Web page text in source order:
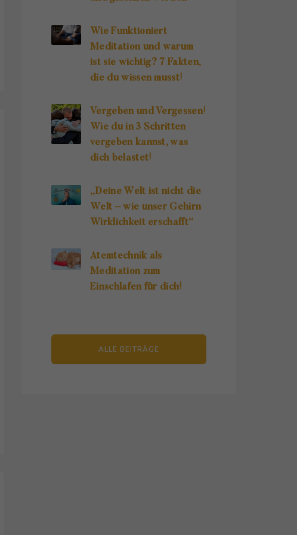
Wie Funktioniert
Meditation und warum
ist sie wichtig? 7 Fakten,
die du wissen musst!
Vergeben und Vergessen!
Wie du in 3 Schritten
vergeben kannst, was
dich belastet!
„Deine Welt ist nicht die
Welt – wie unser Gehirn
Wirklichkeit erschafft“
Atemtechnik als
Meditation zum
Einschlafen für dich!
ALLE BEITRÄGE